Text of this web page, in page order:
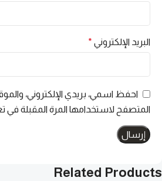
البريد الإلكتروني *
احفظ اسمي، بريدي الإلكتروني،
المتصفح لاستخدامها المرة المقبلة في
Related Products